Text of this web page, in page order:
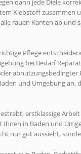
dann jede Diele
Klebstoff zusammen
rauen Kanten ab
Pflege
bei Bedarf
abnutzungsbedingter
und Umgebung an,
erstklassige
Ihnen in Baden und
nur gut aussieht,